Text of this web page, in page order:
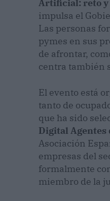
Artificial: reto
impulsa el
Las personas
pymes en sus
de afrontar,
centra también
El evento está
tanto de
que ha sido
Digital Agentes
Asociación
empresas del
formalmente
miembro de la